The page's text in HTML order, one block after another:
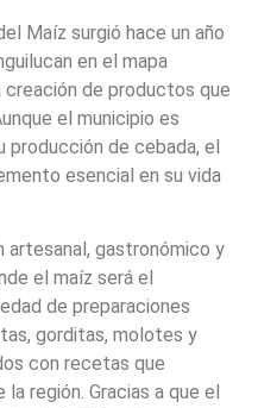
Maíz surgió hace un año
en el mapa
de productos que
el municipio es
producción de cebada, el
esencial en su vida
gastronómico y
el maíz será el
de preparaciones
gorditas, molotes y
con recetas que
región. Gracias a que el